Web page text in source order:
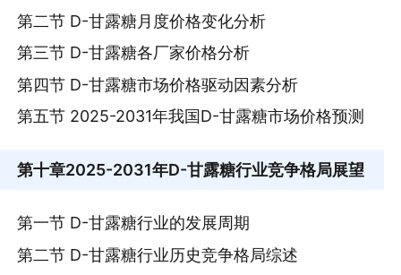
第二节 D-甘露糖月度价格变化分析
第三节 D-甘露糖各厂家价格分析
第四节 D-甘露糖市场价格驱动因素分析
第五节 2025-2031年我国D-甘露糖市场价格预测
第十章2025-2031年D-甘露糖行业竞争格局展望
第一节 D-甘露糖行业的发展周期
第二节 D-甘露糖行业历史竞争格局综述